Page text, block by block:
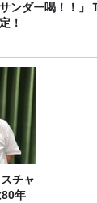
ンダー喝！！」
！
チャ
年